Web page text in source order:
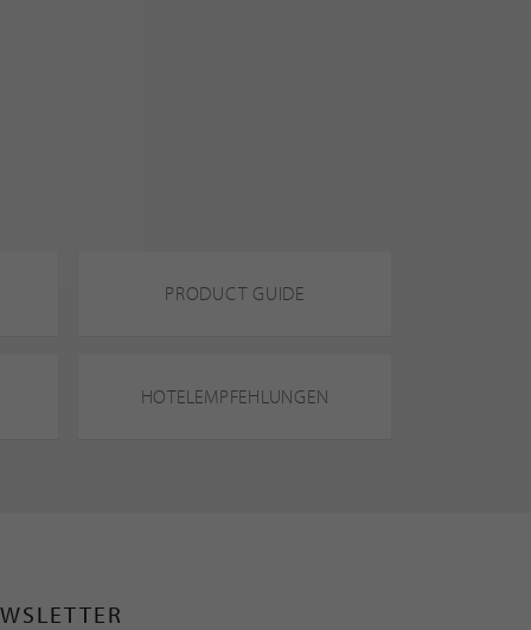
PRODUCT GUIDE
HOTELEMPFEHLUNGEN